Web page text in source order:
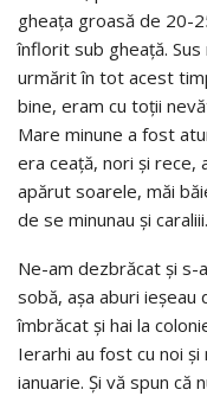
gheaţa groasă de 20-
înflorit sub gheaţă.
urmărit în tot acest
bine, eram cu toţii
Mare minune a fost
era ceaţă, nori şi rece,
apărut soarele, măi
de se minunau şi caraliii.
Ne-am dezbrăcat şi s-
sobă, aşa aburi ieşeau
îmbrăcat şi hai la
Ierarhi au fost cu noi
ianuarie. Şi vă spun că